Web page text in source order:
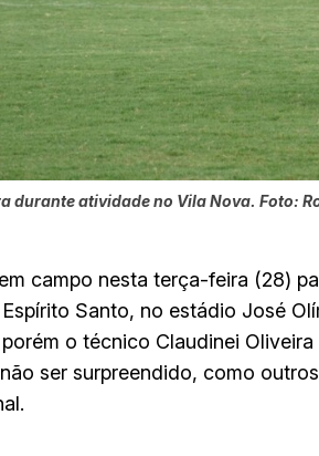
durante atividade no Vila Nova. Foto:
campo nesta terça-feira (28)
Santo, no estádio José
o técnico Claudinei
ser surpreendido, como